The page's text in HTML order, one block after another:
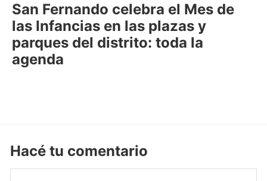
San Fernando celebra el Mes de
las Infancias en las plazas y
parques del distrito: toda la
agenda
Hacé tu comentario